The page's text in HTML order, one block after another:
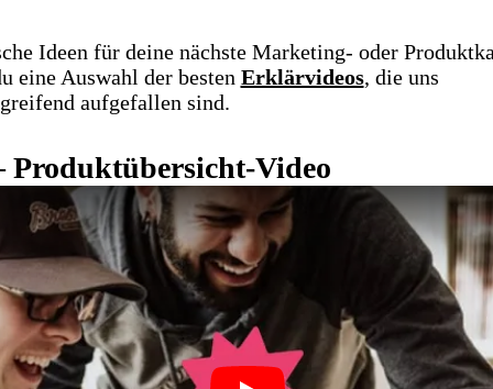
Ideen für deine nächste Marketing- oder
eine Auswahl der besten Erklärvideos, die uns
aufgefallen sind.
Produktübersicht-Video